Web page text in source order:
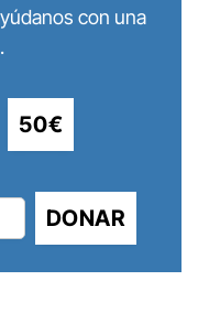
con una
50€
DONAR